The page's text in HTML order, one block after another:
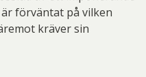
förväntat på vilken
kräver sin